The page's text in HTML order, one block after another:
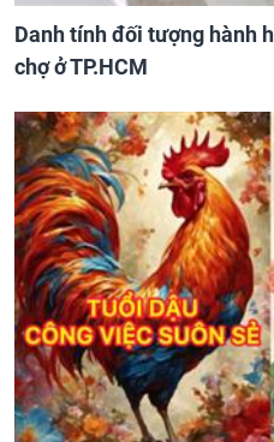
Danh tính đối tượng hành
chợ ở TP.HCM